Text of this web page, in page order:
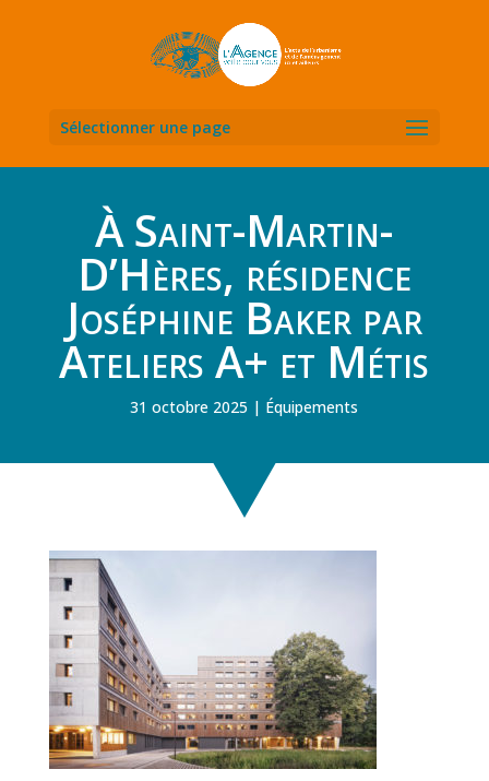
Sélectionner une page
À Saint-Martin-
D’Hères, résidence
Joséphine Baker par
Ateliers A+ et Métis
31 octobre 2025 Équipements